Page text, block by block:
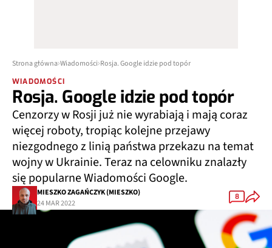
Strona główna Wiadomości Rosja. Google idzie pod topór
WIADOMOŚCI
Rosja. Google idzie pod topór
Cenzorzy w Rosji już nie wyrabiają i mają coraz
więcej roboty, tropiąc kolejne przejawy
niezgodnego z linią państwa przekazu na temat
wojny w Ukrainie. Teraz na celowniku znalazły
się popularne Wiadomości Google.
MIESZKO ZAGAŃCZYK (MIESZKO)
24 MAR 2022
8